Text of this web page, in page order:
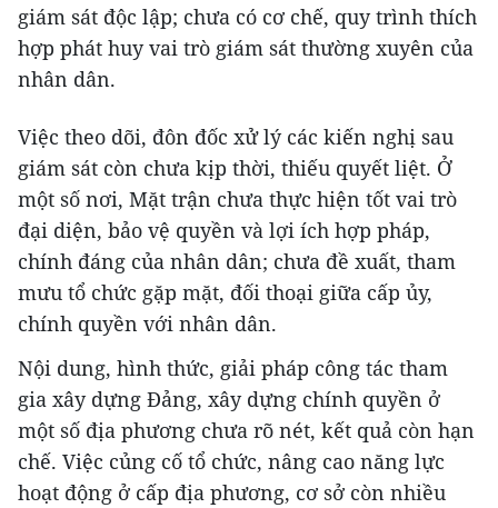
giám sát độc lập; chưa có cơ chế, quy trình thích
hợp phát huy vai trò giám sát thường xuyên của
nhân dân.
Việc theo dõi, đôn đốc xử lý các kiến nghị sau
giám sát còn chưa kịp thời, thiếu quyết liệt. Ở
một số nơi, Mặt trận chưa thực hiện tốt vai trò
đại diện, bảo vệ quyền và lợi ích hợp pháp,
chính đáng của nhân dân; chưa đề xuất, tham
mưu tổ chức gặp mặt, đối thoại giữa cấp ủy,
chính quyền với nhân dân.
Nội dung, hình thức, giải pháp công tác tham
gia xây dựng Đảng, xây dựng chính quyền ở
một số địa phương chưa rõ nét, kết quả còn hạn
chế. Việc củng cố tổ chức, nâng cao năng lực
hoạt động ở cấp địa phương, cơ sở còn nhiều